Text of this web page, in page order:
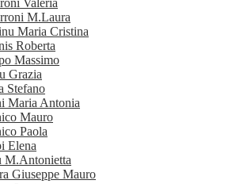
Valeria
M.Laura
Maria Cristina
Roberta
Massimo
Grazia
Stefano
Maria Antonia
Mauro
Paola
Elena
M.Antonietta
Giuseppe Mauro